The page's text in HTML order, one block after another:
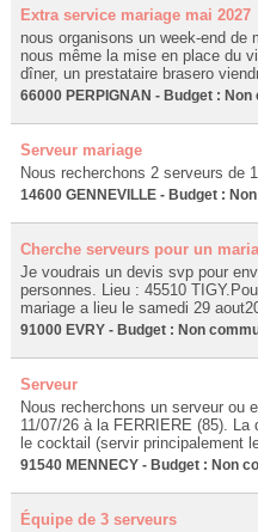
Extra service mariage mai 2027
nous organisons un week-end de
nous même la mise en place du
dîner, un prestataire brasero
66000 PERPIGNAN - Budget :
Serveur mariage
Nous recherchons 2 serveurs de
14600 GENNEVILLE - Budget :
Cherche serveurs pour un
Je voudrais un devis svp pour
personnes. Lieu : 45510
mariage a lieu le samedi 29
91000 EVRY - Budget : Non
Serveur
Nous recherchons un serveur ou
11/07/26 à la FERRIERE (85).
le cocktail (servir principalement
91540 MENNECY - Budget : Non
Équipe de 3 serveurs